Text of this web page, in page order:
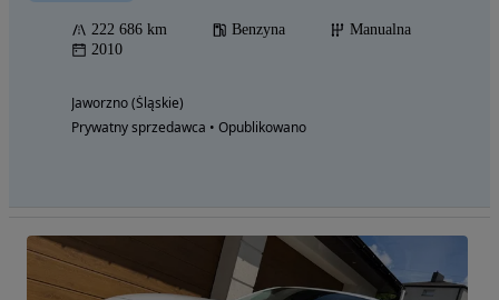
222 686 km Benzyna
Manualna
2010
Jaworzno (Śląskie)
Prywatny sprzedawca • Opublikowano